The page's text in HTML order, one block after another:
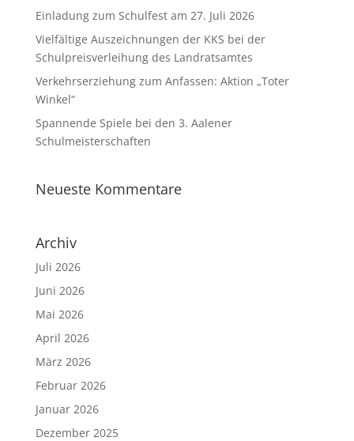
Einladung zum Schulfest am 27. Juli 2026
Vielfältige Auszeichnungen der KKS bei der
Schulpreisverleihung des Landratsamtes
Verkehrserziehung zum Anfassen: Aktion „Toter
Winkel“
Spannende Spiele bei den 3. Aalener
Schulmeisterschaften
Neueste Kommentare
Archiv
Juli 2026
Juni 2026
Mai 2026
April 2026
März 2026
Februar 2026
Januar 2026
Dezember 2025